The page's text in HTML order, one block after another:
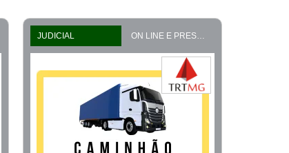
JUDICIAL ON LINE E PRESENCIAL